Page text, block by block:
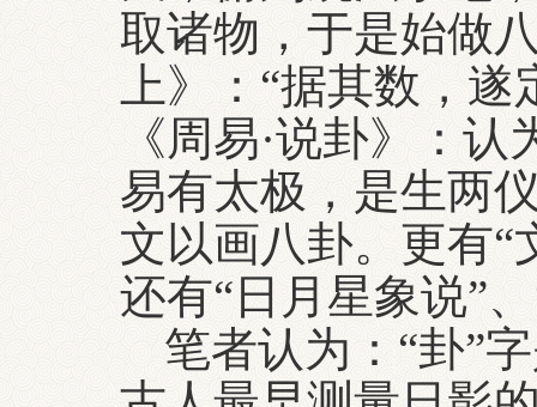
取诸物，于是始做
上》：“据其数，
《周易·说卦》：
易有太极，是生两
文以画八卦。更有“
还有“日月星象说”
笔者认为：“卦”